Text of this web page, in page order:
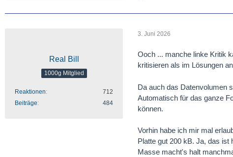
Real Bill
1000g Mitglied
Reaktionen
712
Beiträge
484
3. Juni 2026
Ooch ... manche linke Kritik
kritisieren als im Lösungen
Da auch das Datenvolumen
Automatisch für das ganze
können.
Vorhin habe ich mir mal
Platte gut 200 kB. Ja, das ist
Masse macht's halt